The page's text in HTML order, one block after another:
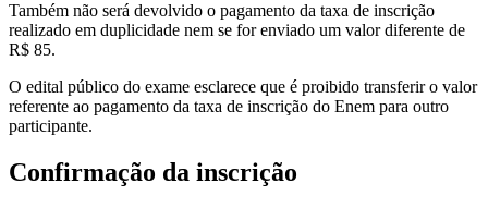
Também não será devolvido o pagamento da taxa de inscrição
realizado em duplicidade nem se for enviado um valor diferente de
R$ 85.
O edital público do exame esclarece que é proibido transferir o valor
referente ao pagamento da taxa de inscrição do Enem para outro
participante.
Confirmação da inscrição